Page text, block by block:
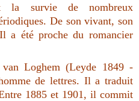
la survie de nombreux
De son vivant, son
a été proche du romancier
Loghem (Leyde 1849 -
de lettres. Il a traduit
1885 et 1901, il commit